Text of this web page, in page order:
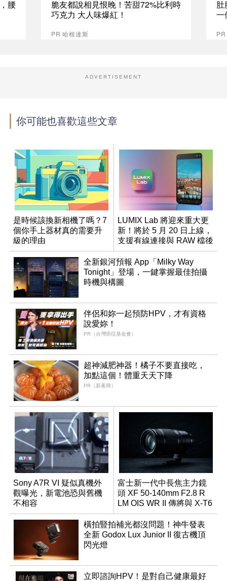
腰
脆友都說相見恨晚！苦甜72%比利時
巧克力 大人味爆紅！
PR 哈根達斯
肚
一
ADVERTISEMENT
你可能也喜歡這些文章
是時候該換新相機了嗎？7
個你手上器材真的需要升
級的理由
LUMIX Lab 將迎來重大更
新！將於 5 月 20 日上線，
支援有線連接與 RAW 檔後
製
全新銀河預報 App「Milky Way
Tonight」登場，一鍵掌握最佳拍攝
時機與構圖
伴侶和妳一起預防HPV，才有資格
說愛妳！
PR（台灣癌症基金會）
超神減肥神器！橘子不要直接吃，
加點這個！體重天天下降
PR（新素簡）
Sony A7R VI 疑似真機外
觀曝光，新電池恐與舊機
不相容
富士新一代中長焦主力鏡
頭 XF 50-140mm F2.8 R
LM OIS WR II 傳將與 X-T6
同步亮相
橫拍豎拍補光都沒問題！神牛發表
全新 Godox Lux Junior II 復古機頂
閃光燈
立即諮詢HPV！是對自己健康最好